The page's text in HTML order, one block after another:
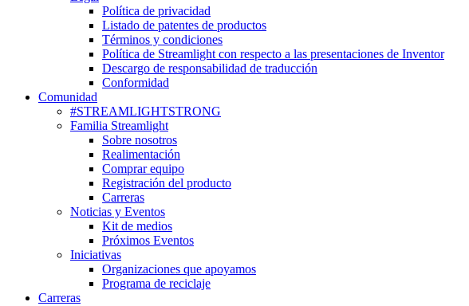
Política de privacidad
Listado de patentes de productos
Términos y condiciones
Política de Streamlight con respecto a las presentaciones de Inventor
Descargo de responsabilidad de traducción
Conformidad
Comunidad
#STREAMLIGHTSTRONG
Familia Streamlight
Sobre nosotros
Realimentación
Comprar equipo
Registración del producto
Carreras
Noticias y Eventos
Kit de medios
Próximos Eventos
Iniciativas
Organizaciones que apoyamos
Programa de reciclaje
Carreras